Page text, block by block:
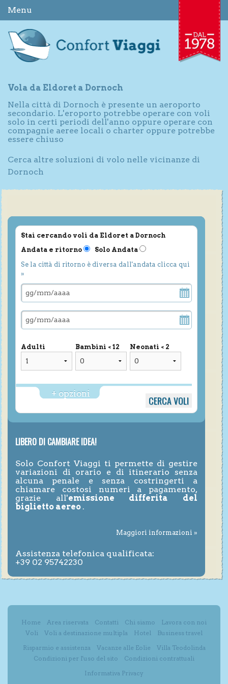
Menu
Vola da Eldoret a Dornoch
Nella città di Dornoch è presente un aeroporto
secondario. L'eroporto potrebbe operare con voli
solo in certi periodi dell'anno oppure operare con
compagnie aeree locali o charter oppure potrebbe
essere chiuso
Cerca altre soluzioni di volo nelle vicinanze di
Dornoch
Stai cercando voli da Eldoret a Dornoch
Andata e ritorno
Solo Andata
Se la città di ritorno è diversa dall'andata clicca qui
»
Adulti Bambini < 12 Neonati < 2
+ opzioni
LIBERO DI CAMBIARE IDEA!
Solo Confort Viaggi ti permette di gestire
variazioni di orario e di itinerario senza
alcuna penale e senza costringerti a
chiamare costosi numeri a pagamento,
grazie all'emissione differita del
biglietto aereo .
Maggiori informazioni »
Assistenza telefonica qualificata:
+39 02 95742230
Home Area riservata Contatti Chi siamo
Lavora con noi
Voli
Voli a destinazione multipla Hotel
Business travel
Risparmio e assistenza
Vacanze alle Eolie
Villa Teodolinda
Condizioni per l'uso del sito
Condizioni contrattuali
Informativa Privacy